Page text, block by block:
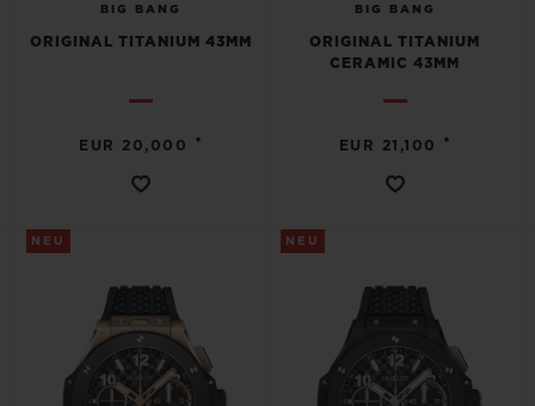
BIG BANG
ORIGINAL TITANIUM 43MM
EUR 20,000 •
BIG BANG
ORIGINAL TITANIUM
CERAMIC 43MM
EUR 21,100 •
NEU NEU
EINE BOUTIQUE FINDEN